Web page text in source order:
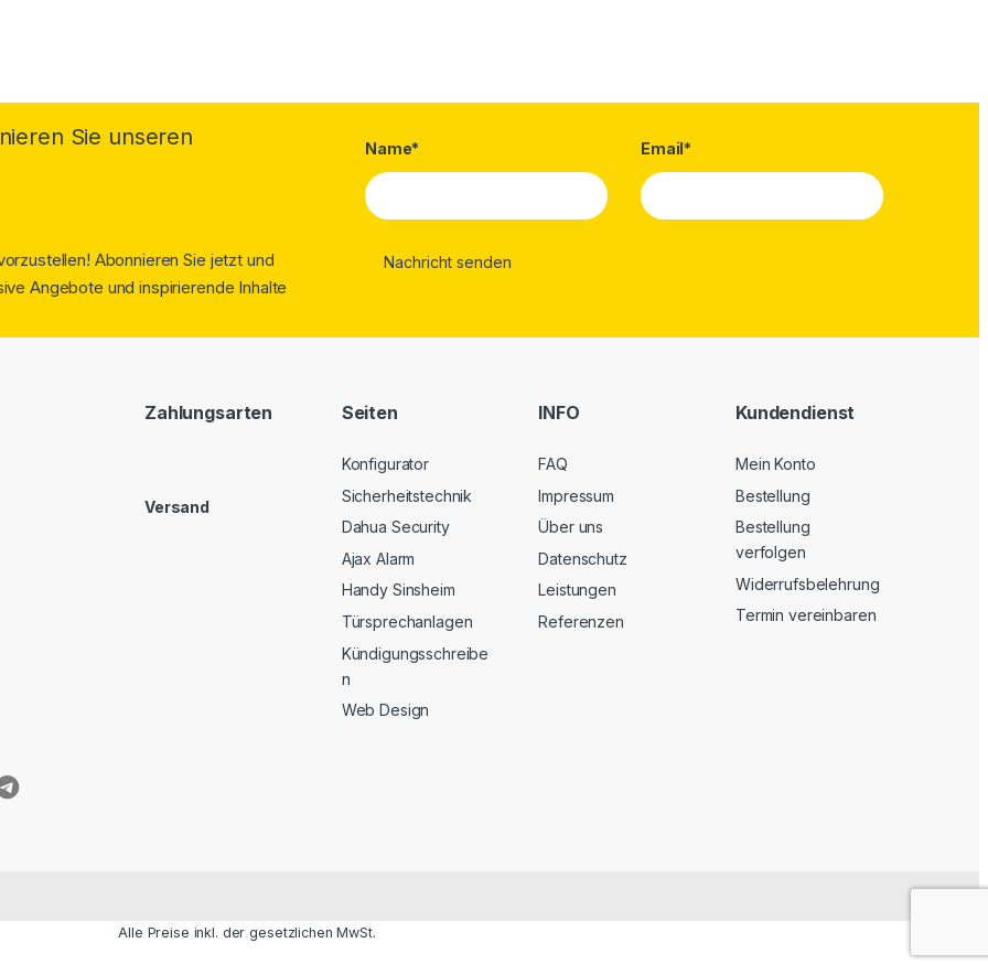
Sie unseren
Abonnieren Sie jetzt und
Angebote und inspirierende Inhalte
Name* Email*
Zahlungsarten
Versand
Seiten
Konfigurator
Sicherheitstechnik
Dahua Security
Ajax Alarm
Handy Sinsheim
Türsprechanlagen
Kündigungsschreibe
n
Web Design
INFO
FAQ
Impressum
Über uns
Datenschutz
Leistungen
Referenzen
Kundendienst
Mein Konto
Bestellung
Bestellung
verfolgen
Widerrufsbelehrung
Termin vereinbaren
Alle Preise inkl. der gesetzlichen MwSt.